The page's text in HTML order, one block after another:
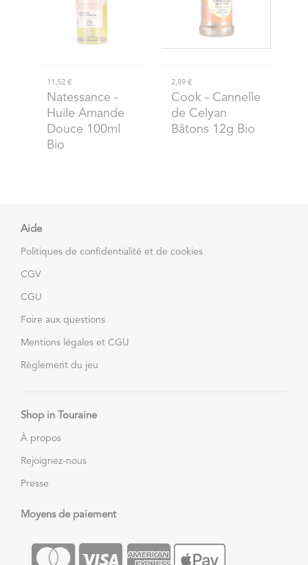
11,52 €
Natessance -
Huile Amande
Douce 100ml
Bio
2,89 €
Cook- Cannelle
de Celyan
Bâtons 12g Bio
Aide
Politiques de confidentialité et de cookies
CGV
CGU
Foire aux questions
Mentions légales et CGU
Règlement du jeu
Shop in Touraine
À propos
Rejoignez-nous
Presse
Moyens de paiement